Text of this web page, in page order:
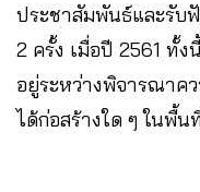
ประชาสัมพันธ์และรับ
2 ครั้ง เมื่อปี 2561 ทั้
อยู่ระหว่างพิจารณาคว
ได้ก่อสร้างใด ๆ ในพื้น